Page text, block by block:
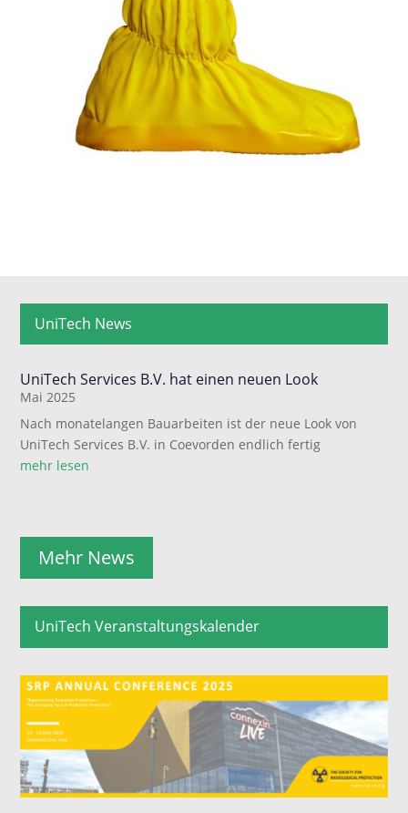
UniTech News
UniTech Services B.V. hat einen neuen Look
Mai 2025
Nach monatelangen Bauarbeiten ist der neue Look von
UniTech Services B.V. in Coevorden endlich fertig
mehr lesen
Mehr News
UniTech Veranstaltungskalender